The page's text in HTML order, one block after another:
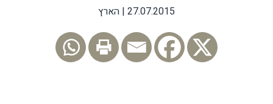
27.07.2015 | הארץ